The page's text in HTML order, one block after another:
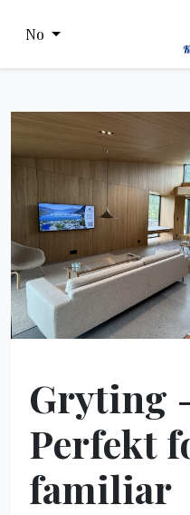
No
Gryting
Perfekt
familiar